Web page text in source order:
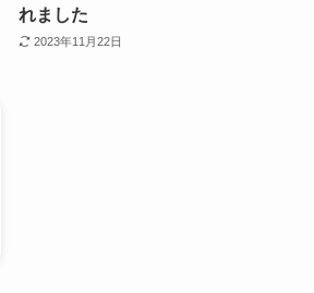
れました
2023年11月22日